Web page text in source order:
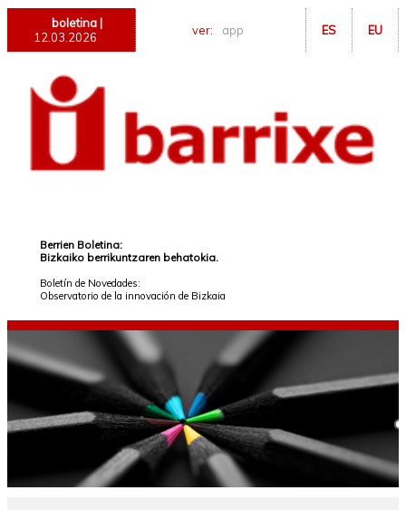
boletina |
12.03.2026
ver: app ES EU
Berrien Boletina:
Bizkaiko berrikuntzaren behatokia.
Boletín de Novedades:
Observatorio de la innovación de Bizkaia